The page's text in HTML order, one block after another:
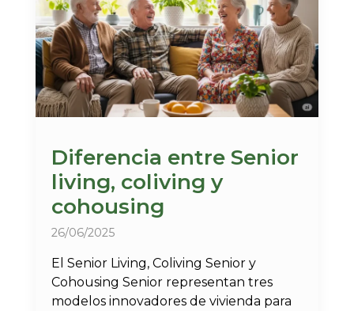
Diferencia entre Senior
living, coliving y
cohousing
26/06/2025
El Senior Living, Coliving Senior y
Cohousing Senior representan tres
modelos innovadores de vivienda para